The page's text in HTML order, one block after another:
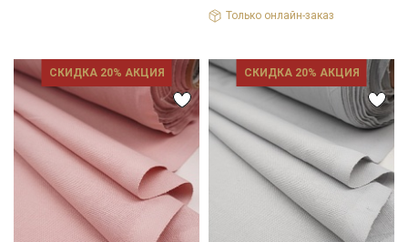
Только онлайн-заказ
СКИДКА 20% АКЦИЯ СКИДКА 20% АКЦИЯ
Подписаться
данныхи даю Согласие на обработку персональных
данных
ДаюСогласие на получение рекламных и
информационных рассылок